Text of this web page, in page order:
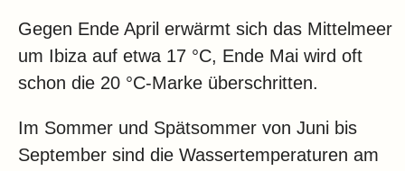
Gegen Ende April erwärmt sich das Mittelmeer
um Ibiza auf etwa 17 °C, Ende Mai wird oft
schon die 20 °C-Marke überschritten.
Im Sommer und Spätsommer von Juni bis
September sind die Wassertemperaturen am